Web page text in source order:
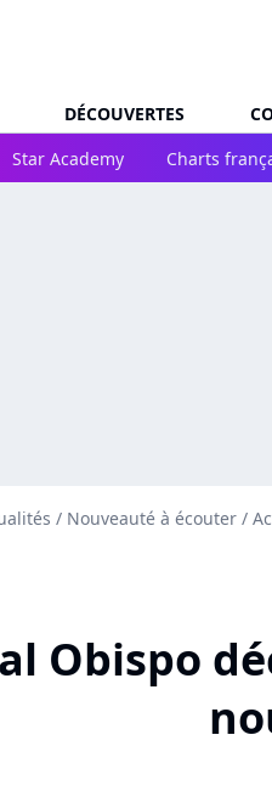
DÉCOUVERTES
Star Academy Charts
/ Nouveauté à écouter /
Obispo